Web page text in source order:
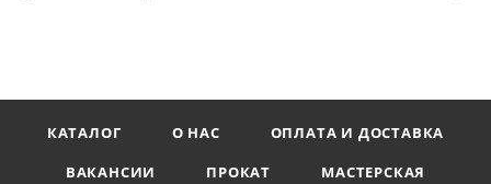
КАТАЛОГ О НАС
ОПЛАТА И ДОСТАВКА
ВАКАНСИИ
ПРОКАТ МАСТЕРСКАЯ